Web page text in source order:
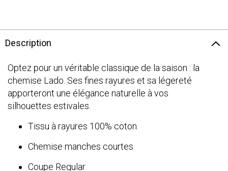
Description
Optez pour un véritable classique de la saison : la
chemise Lado. Ses fines rayures et sa légereté
apporteront une élégance naturelle à vos
silhouettes estivales.
Tissu à rayures 100% coton
Chemise manches courtes
Coupe Regular